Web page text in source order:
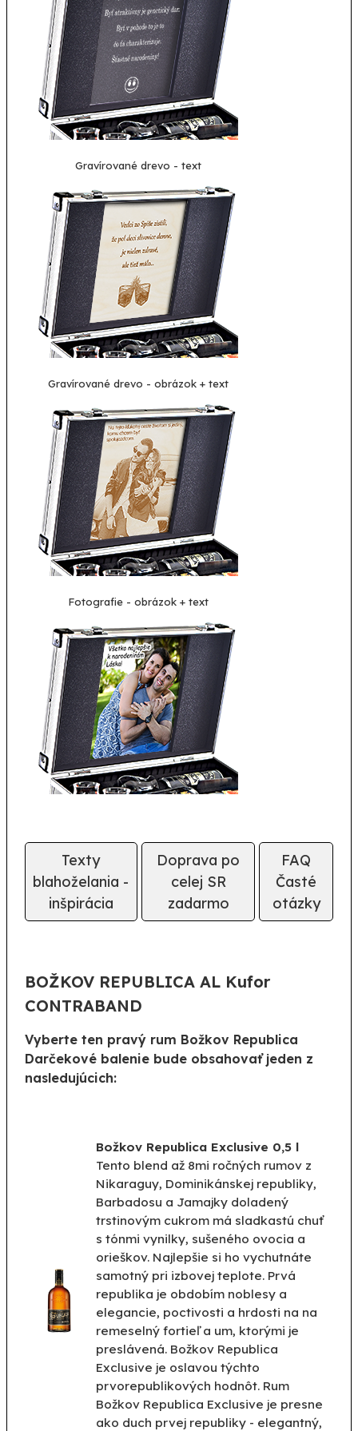
Gravírované drevo - text
Gravírované drevo - obrázok + text
Fotografie - obrázok + text
Texty
blahoželania -
inšpirácia
Doprava po
celej SR
zadarmo
FAQ
Časté
otázky
BOŽKOV REPUBLICA AL Kufor
CONTRABAND
Vyberte ten pravý rum Božkov Republica
Darčekové balenie bude obsahovať jeden z
nasledujúcich:
Božkov Republica Exclusive 0,5 l
Tento blend až 8mi ročných rumov z
Nikaraguy, Dominikánskej republiky,
Barbadosu a Jamajky doladený
trstinovým cukrom má sladkastú chuť
s tónmi vynilky, sušeného ovocia a
orieškov. Najlepšie si ho vychutnáte
samotný pri izbovej teplote. Prvá
republika je obdobím noblesy a
elegancie, poctivosti a hrdosti na na
remeselný fortieľ a um, ktorými je
preslávená. Božkov Republica
Exclusive je oslavou týchto
prvorepublikových hodnôt. Rum
Božkov Republica Exclusive je presne
ako duch prvej republiky - elegantný,